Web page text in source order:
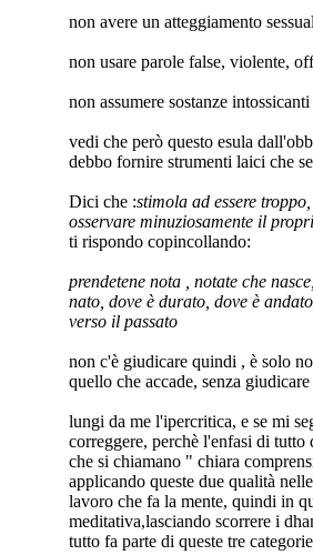
non avere un atteggiamento
non usare parole false, violente,
non assumere sostanze
vedi che però questo esula
debbo fornire strumenti laici che
Dici che :stimola ad essere
osservare minuziosamente il
ti rispondo copincollando:
prendetene nota , notate che
nato, dove è durato, dove è
verso il passato
non c'è giudicare quindi , è solo
quello che accade, senza giudicare
lungi da me l'ipercritica, e se mi
correggere, perchè l'enfasi di
che si chiamano " chiara
applicando queste due qualità
lavoro che fa la mente, quindi in
meditativa,lasciando scorrere i
tutto fa parte di queste tre